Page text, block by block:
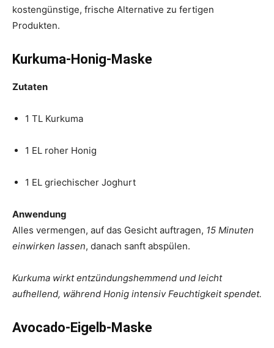
kostengünstige, frische Alternative zu fertigen
Produkten.
Kurkuma-Honig-Maske
Zutaten
1 TL Kurkuma
1 EL roher Honig
1 EL griechischer Joghurt
Anwendung
Alles vermengen, auf das Gesicht auftragen, 15 Minuten
einwirken lassen, danach sanft abspülen.
Kurkuma wirkt entzündungshemmend und leicht
aufhellend, während Honig intensiv Feuchtigkeit spendet.
Avocado-Eigelb-Maske